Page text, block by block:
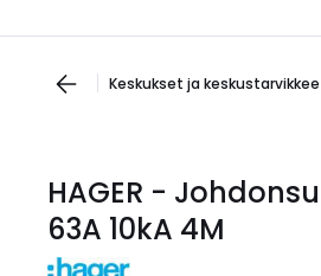
Keskukset ja
HAGER -
63A 10kA 4M